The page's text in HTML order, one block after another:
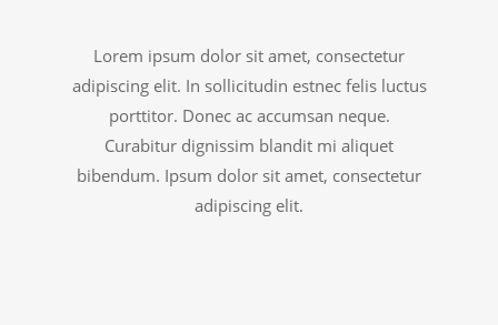
Lorem ipsum dolor sit amet, consectetur
adipiscing elit. In sollicitudin estnec felis luctus
porttitor. Donec ac accumsan neque.
Curabitur dignissim blandit mi aliquet
bibendum. Ipsum dolor sit amet, consectetur
adipiscing elit.